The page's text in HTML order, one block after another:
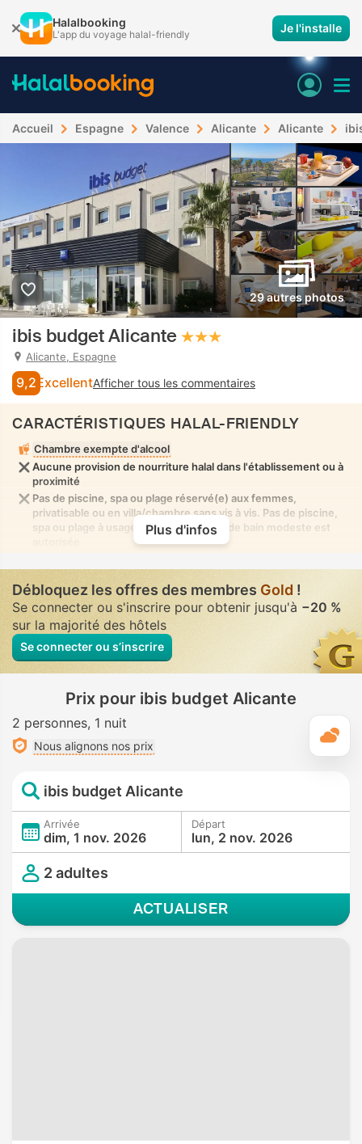
Halalbooking
L'app du voyage halal-friendly Je l'installe
Accueil Espagne Valence Alicante Alicante
29 autres photos
ibis budget Alicante
Alicante, Espagne
9,2 ExcellentAfficher tous les commentaires
CARACTÉRISTIQUES HALAL-FRIENDLY
Chambre exempte d'alcool
Aucune provision de nourriture halal dans l'établissement ou à
proximité
Pas de piscine, spa ou plage réservé(e) aux femmes,
privatisable ou en villa/chambre sans vis à vis. Pas de piscine,
spa ou plage à usage mixte où la tenue de bain modeste est
Plus d'infos
Débloquez les offres des membres Gold !
Se connecter ou s'inscrire pour obtenir jusqu'à −20 %
sur la majorité des hôtels
Se connecter ou s’inscrire
Prix pour ibis budget Alicante
2 personnes 1 nuit
Nous alignons nos prix
ibis budget Alicante
Arrivée
dim, 1 nov. 2026
Départ
lun, 2 nov. 2026
2 adultes
ACTUALISER